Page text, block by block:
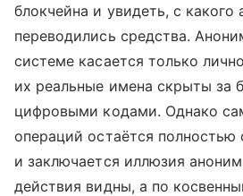
блокчейна и увидеть, с какого
переводились средства.
системе касается только
их реальные имена скрыты за
цифровыми кодами. Однако
операций остаётся
и заключается иллюзия
действия видны, а по